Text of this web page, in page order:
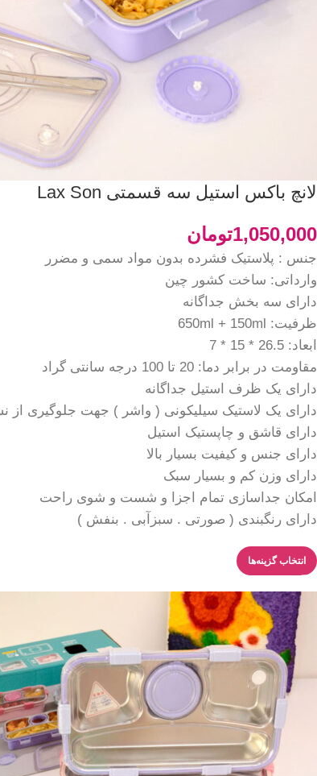
لانچ باکس استیل سه قسمتی Lax Son
1,050,000تومان
جنس : پلاستیک فشرده بدون مواد سمی و مضرر
وارداتی: ساخت کشور چین
دارای سه بخش جداگانه
ظرفیت: 650ml + 150ml
ابعاد: ‌26.5 * 15 * 7
مقاومت در برابر دما: 20 تا 100 درجه سانتی گراد
دارای یک ظرف استیل جداگانه
دارای یک لاستیک سیلیکونی ( واشر ) جهت جلوگیری از
دارای قاشق و چاپستیک استیل
دارای جنس و کیفیت بسیار بالا
دارای وزن کم و بسیار سبک
امکان جداسازی تمام اجزا و شست و شوی راحت
دارای رنگبندی (‌ صورتی . سبزآبی . بنفش )
انتخاب گزینه‌ها